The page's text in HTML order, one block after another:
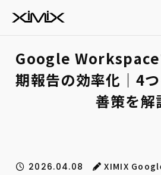
Google Workspace
期報告の効率化｜4
善策を解
2026.04.08 XIMIX